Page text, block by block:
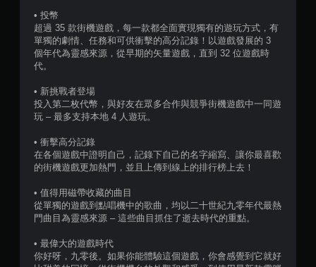
• 投幣
超過 35 款街機遊戲，每一款都全面實現獨有的遊玩方式，有
單獨的劇情、任務和可供衝擊的高分記錄！以遊戲發展的 3
個年代為靈感來源，從早期的矢量遊戲，直到 32 位遊戲時
代。
• 新挑戰者登場
投入第二枚代幣，與好友在眾多合作與競爭街機遊戲中一同遊
玩 – 最多支持本地 4 人遊玩。
• 衝擊高分記錄
在各個遊戲中證明自己，記錄下自己的名字縮寫、讓你最喜歡
的街機遊戲更加熱門，並且上傳到線上的排行榜上去！
• 值得用磁帶收藏的曲目
從單獨的遊戲到點唱機中的歌曲，均以二十世紀九零年代最熱
門曲目為靈感來源 – 這些曲目抓住了逝去時代的重點。
• 最偉大的遊戲時代
你好呀，九零後。如果你能體驗這個遊戲，你會感覺到它就好